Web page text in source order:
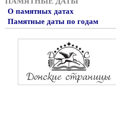
О памятных датах
Памятные даты по годам